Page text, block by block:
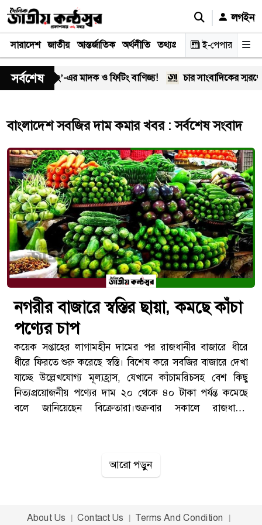
লগইন
সারাদেশ জাতীয় আন্তর্জাতিক অর্থনীতি তথ্যপ্রযুক্তি স্বাস্থ্য আইন-
ই-পেপার
সর্বশেষ
‘অসীম-গং’-এর মাদক ও ফিটিং বাণিজ্য! চার সাংবাদিকের স্মরণে
বাংলাদেশ সবজির দাম কমার খবর : সর্বশেষ সংবাদ
নগরীর বাজারে স্বস্তির ছায়া, কমছে কাঁচা
পণ্যের চাপ
কয়েক সপ্তাহের লাগামহীন দামের পর রাজধানীর বাজারে ধীরে
ধীরে ফিরতে শুরু করেছে স্বস্তি। বিশেষ করে সবজির বাজারে দেখা
যাচ্ছে উল্লেখযোগ্য মূল্যহ্রাস, যেখানে কাঁচামরিচসহ বেশ কিছু
নিত্যপ্রয়োজনীয় পণ্যের দাম ২০ থেকে ৪০ টাকা পর্যন্ত কমেছে
বলে জানিয়েছেন বিক্রেতারা।শুক্রবার সকালে রাজধানীর
আলোচনায় রয়েছে কাঁচামরিচের দাম। কয়েক সপ্তাহ আগেও এই
গত সপ্তাহে দাম নেমে আসে ৩২০ টাকায়। আর সর্বশেষ বাজার
আরো পড়ুন
About Us Contact Us Terms And Condition